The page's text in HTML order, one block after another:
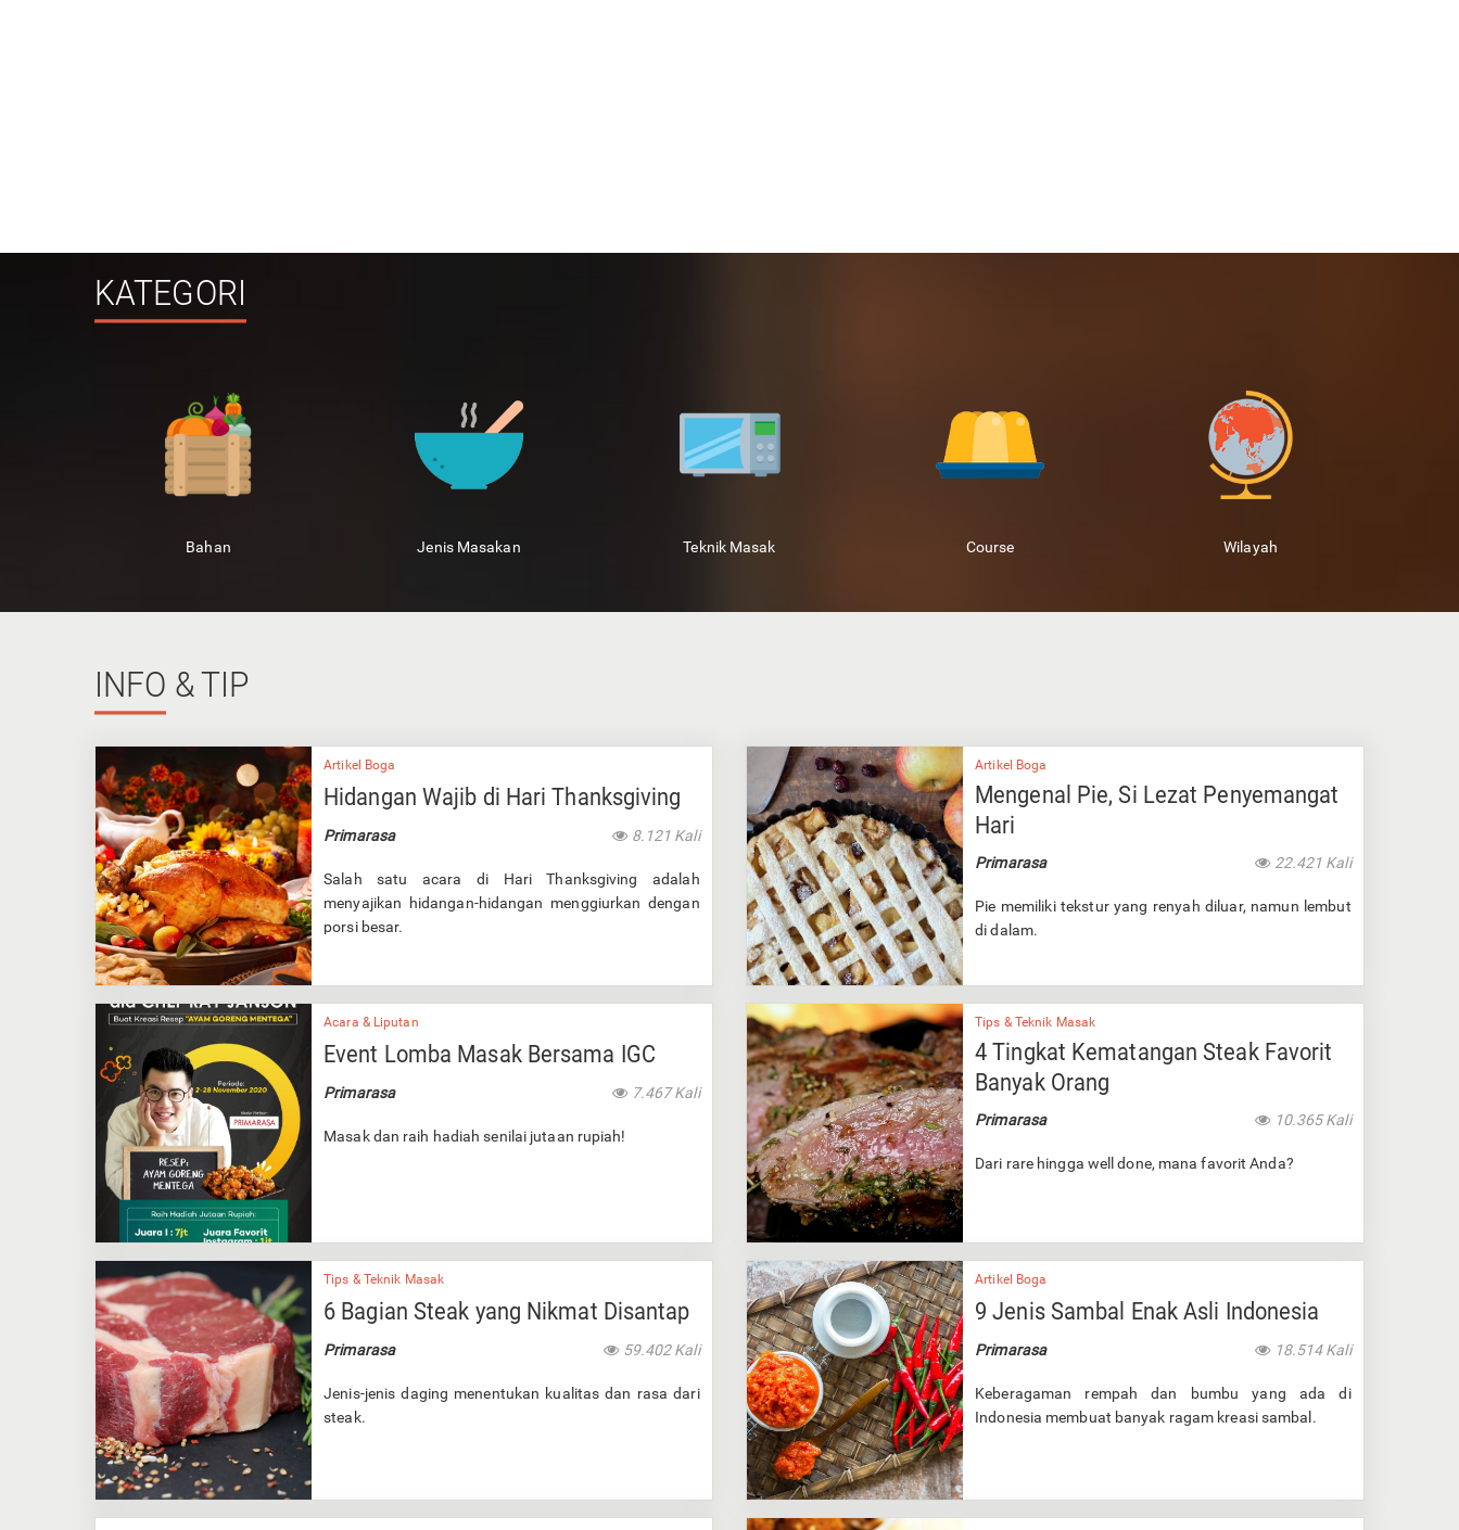
KATEGORI
Bahan Jenis Masakan Teknik Masak Course Wilayah
INFO & TIP
Artikel Boga
Hidangan Wajib di Hari Thanksgiving
Primarasa 8.121 Kali
Salah satu acara di Hari Thanksgiving adalah
menyajikan hidangan-hidangan menggiurkan dengan
porsi besar.
Artikel Boga
Mengenal Pie, Si Lezat Penyemangat
Hari
Primarasa 22.421 Kali
Pie memiliki tekstur yang renyah diluar, namun lembut
di dalam.
Acara & Liputan
Event Lomba Masak Bersama IGC
Primarasa 7.467 Kali
Masak dan raih hadiah senilai jutaan rupiah!
Tips & Teknik Masak
4 Tingkat Kematangan Steak Favorit
Banyak Orang
Primarasa 10.365 Kali
Dari rare hingga well done, mana favorit Anda?
Tips & Teknik Masak
6 Bagian Steak yang Nikmat Disantap
Primarasa 59.402 Kali
Jenis-jenis daging menentukan kualitas dan rasa dari
steak.
Artikel Boga
9 Jenis Sambal Enak Asli Indonesia
Primarasa 18.514 Kali
Keberagaman rempah dan bumbu yang ada di
Indonesia membuat banyak ragam kreasi sambal.